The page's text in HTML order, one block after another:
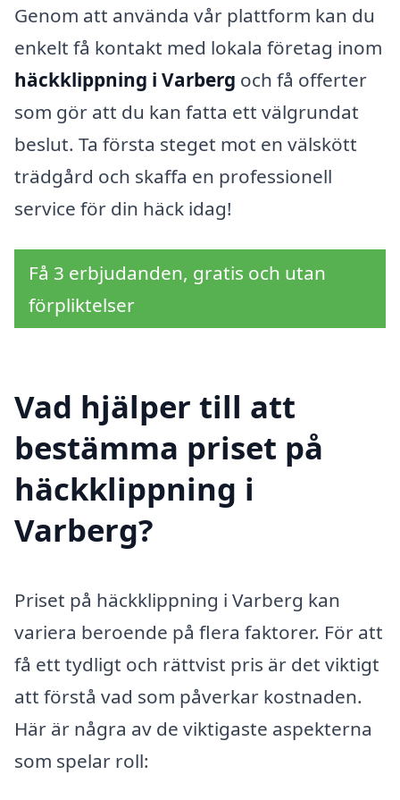
Genom att använda vår plattform kan du
enkelt få kontakt med lokala företag inom
häckklippning i Varberg och få offerter
som gör att du kan fatta ett välgrundat
beslut. Ta första steget mot en välskött
trädgård och skaffa en professionell
service för din häck idag!
Få 3 erbjudanden, gratis och utan
förpliktelser
Vad hjälper till att
bestämma priset på
häckklippning i
Varberg?
Priset på häckklippning i Varberg kan
variera beroende på flera faktorer. För att
få ett tydligt och rättvist pris är det viktigt
att förstå vad som påverkar kostnaden.
Här är några av de viktigaste aspekterna
som spelar roll: